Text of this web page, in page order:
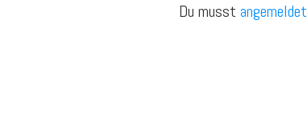
Du musst angemeldet